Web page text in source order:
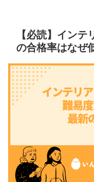
【必読】イン
の合格率はなぜ